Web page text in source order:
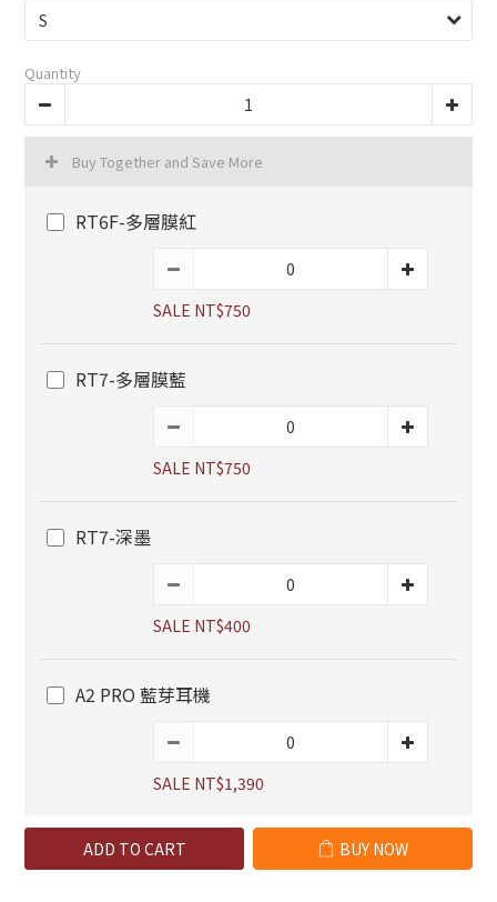
Quantity
Buy Together and Save More
RT6F-多層膜紅
SALE NT$750
RT7-多層膜藍
SALE NT$750
RT7-深墨
SALE NT$400
A2 PRO 藍芽耳機
SALE NT$1,390
ADD TO CART BUY NOW